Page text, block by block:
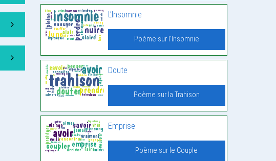
L’Insomnie
Poème sur l'Insomnie
Doute
Poème sur la Trahison
Emprise
Poème sur le Couple